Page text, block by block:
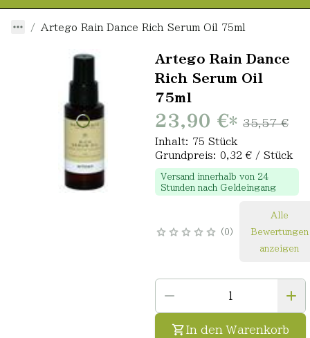
Artego Rain Dance Rich Serum Oil 75ml
Artego Rain Dance
Rich Serum Oil
75ml
23,90 €* 35,57 €
Inhalt: 75 Stück
Grundpreis: 0,32 € / Stück
Versand innerhalb von 24
Stunden nach Geldeingang
0
Alle
Bewertungen
anzeigen
In den Warenkorb